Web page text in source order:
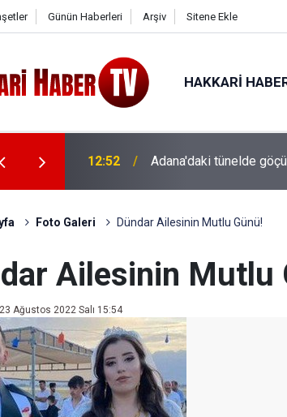
Günün Haberleri Arşiv Sitene Ekle
HAKKARI
12:29 Parlak’tan yaban
Foto Galeri Dündar Ailesinin Mutlu Günü!
Ailesinin Mutlu
23 Ağustos 2022 Salı 15:54